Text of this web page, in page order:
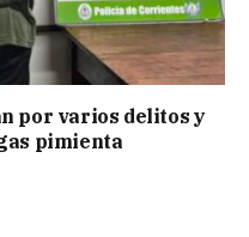
por varios delitos y
pimienta